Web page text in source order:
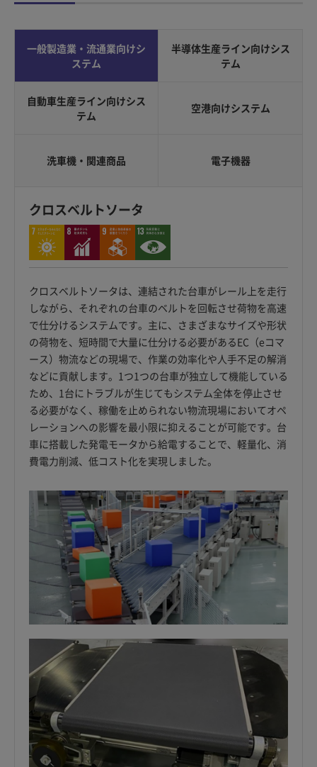
一般製造業・流通業向けシ
ステム
半導体生産ライン向けシス
テム
自動車生産ライン向けシス
テム
空港向けシステム
洗車機・関連商品 電子機器
クロスベルトソータ
クロスベルトソータは、連結された台車がレール上を走行
しながら、それぞれの台車のベルトを回転させ荷物を高速
で仕分けるシステムです。主に、さまざまなサイズや形状
の荷物を、短時間で大量に仕分ける必要があるEC（eコマ
ース）物流などの現場で、作業の効率化や人手不足の解消
などに貢献します。1つ1つの台車が独立して機能している
ため、1台にトラブルが生じてもシステム全体を停止させ
る必要がなく、稼働を止められない物流現場においてオペ
レーションへの影響を最小限に抑えることが可能です。台
車に搭載した発電モータから給電することで、軽量化、消
費電力削減、低コスト化を実現しました。